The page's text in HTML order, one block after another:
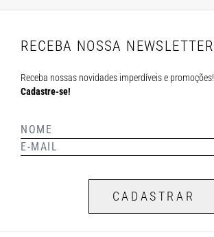
RECEBA NOSSA NEWSLETTER
Receba nossas novidades imperdíveis e promoções!
Cadastre-se!
CADASTRAR